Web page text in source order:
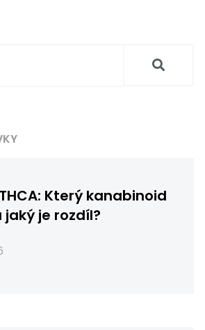
Který kanabinoid
jaký je rozdíl?